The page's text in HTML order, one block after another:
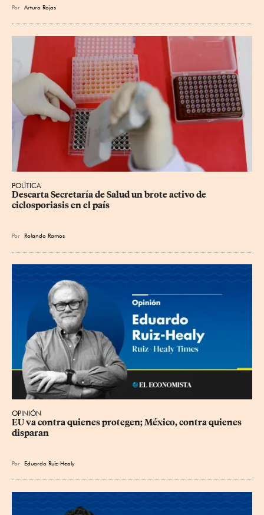
Por Arturo Rojas
POLÍTICA
Descarta Secretaría de Salud un brote activo de
ciclosporiasis en el país
Por Rolando Ramos
OPINIÓN
EU va contra quienes protegen; México, contra quienes
disparan
Por Eduardo Ruiz-Healy